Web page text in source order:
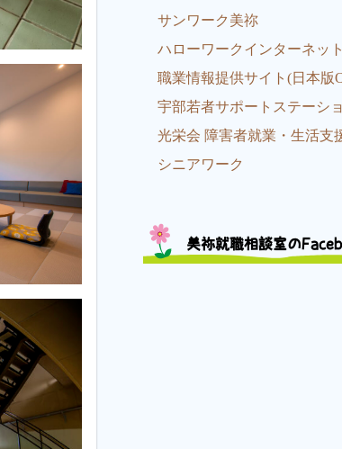
サンワーク美祢
ハローワークインターネッ
職業情報提供サイト(日本版
宇部若者サポートステーシ
光栄会 障害者就業・生活支
シニアワーク
美祢就職相談室の